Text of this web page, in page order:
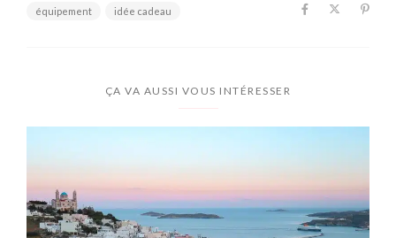
équipement idée cadeau
ÇA VA AUSSI VOUS INTÉRESSER